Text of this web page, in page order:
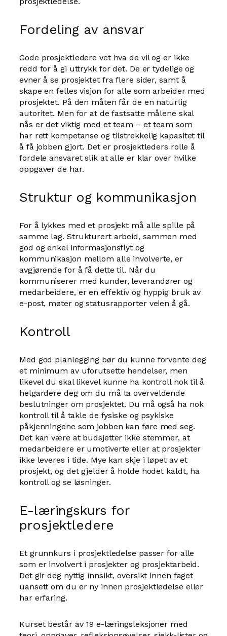
Fordeling av ansvar
Gode prosjektledere vet hva de vil og er ikke
redd for å gi uttrykk for det. De er tydelige og
evner å se prosjektet fra flere sider, samt å
skape en felles visjon for alle som arbeider med
prosjektet. På den måten får de en naturlig
autoritet. Men for at de fastsatte målene skal
nås er det viktig med et team – et team som
har rett kompetanse og tilstrekkelig kapasitet til
å få jobben gjort. Det er prosjektleders rolle å
fordele ansvaret slik at alle er klar over hvilke
oppgaver de har.
Struktur og kommunikasjon
For å lykkes med et prosjekt må alle spille på
samme lag. Strukturert arbeid, sammen med
god og enkel informasjonsflyt og
kommunikasjon mellom alle involverte, er
avgjørende for å få dette til. Når du
kommuniserer med kunder, leverandører og
medarbeidere, er en effektiv og hyppig bruk av
e-post, møter og statusrapporter veien å gå.
Kontroll
Med god planlegging bør du kunne forvente deg
et minimum av uforutsette hendelser, men
likevel du skal likevel kunne ha kontroll nok til å
helgardere deg om du må ta overveldende
beslutninger om prosjektet. Du må også ha nok
kontroll til å takle de fysiske og psykiske
påkjenningene som jobben kan føre med seg.
Det kan være at budsjetter ikke stemmer, at
medarbeidere er umotiverte eller at prosjekter
ikke leveres i tide. Mye kan skje i løpet av et
prosjekt, og det gjelder å holde hodet kaldt, ha
kontroll og se løsninger.
E-læringskurs for
prosjektledere
Et grunnkurs i prosjektledelse passer for alle
som er involvert i prosjekter og prosjektarbeid.
Det gir deg nyttig innsikt, oversikt innen faget
uansett om du er ny innen prosjektledelse eller
har erfaring.
Kurset består av 19 e-læringsleksjoner med